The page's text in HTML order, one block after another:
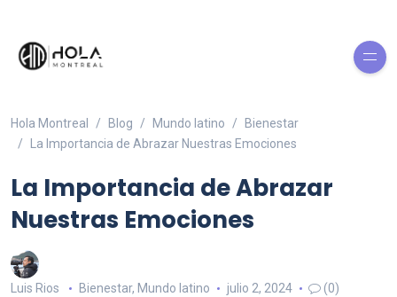
Hola Montreal Blog Mundo latino
Bienestar
La Importancia de Abrazar Nuestras Emociones
La Importancia de Abrazar
Nuestras Emociones
Luis Rios Bienestar, Mundo latino julio 2, 2024 (0)